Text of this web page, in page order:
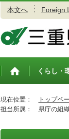
本文へ Foreign
トップペ
くらし・
現在位置： トップペ
担当所属：
県庁の組